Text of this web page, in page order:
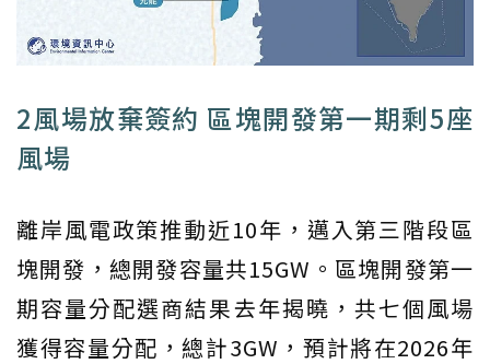
2風場放棄簽約 區塊開發第一期剩5座
風場
離岸風電政策推動近10年，邁入第三階段區
塊開發，總開發容量共15GW。區塊開發第一
期容量分配選商結果去年揭曉，共七個風場
獲得容量分配，總計3GW，預計將在2026年